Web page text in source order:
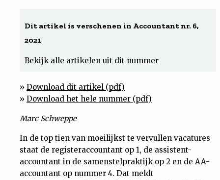
Tuchtrecht
Magazine
Podcast
Dossiers
Nieuwsbrief
Contact
Dit artikel is verschenen in Accountant nr. 6,
2021
Bekijk alle artikelen uit dit nummer
» Download dit artikel (pdf)
» Download het hele nummer (pdf)
Marc Schweppe
In de top tien van moeilijkst te vervullen vacatures
staat de registeraccountant op 1, de assistent-
accountant in de samenstelpraktijk op 2 en de AA-
accountant op nummer 4. Dat meldt